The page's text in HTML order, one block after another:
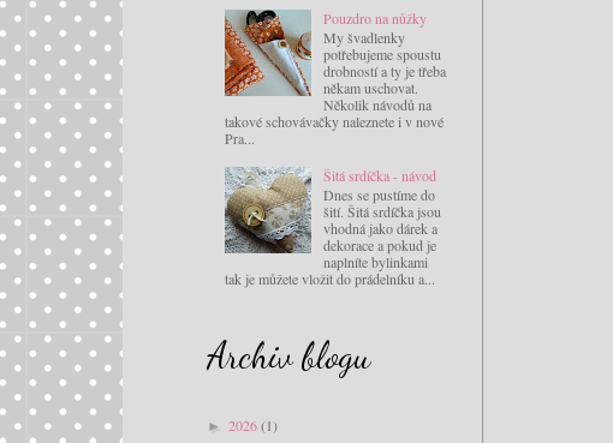
Pouzdro na nůžky
My švadlenky
potřebujeme spoustu
drobností a ty je třeba
někam uschovat.
Několik návodů na
takové schovávačky naleznete i v nové
Pra...
Šitá srdíčka - návod
Dnes se pustíme do
šití. Šitá srdíčka jsou
vhodná jako dárek a
dekorace a pokud je
naplníte bylinkami
tak je můžete vložit do prádelníku a...
Archiv blogu
► 2026(1)